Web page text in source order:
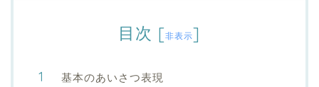
目次 [非表示]
基本のあいさつ表現